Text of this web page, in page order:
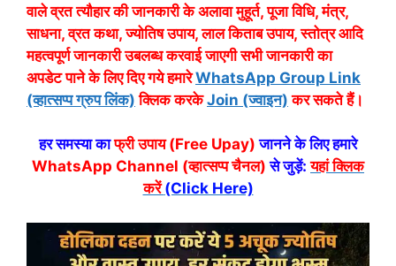
वाले व्रत त्यौहार की जानकारी के अलावा मुहूर्त, पूजा विधि, मंत्र,
साधना, व्रत कथा, ज्योतिष उपाय, लाल किताब उपाय, स्तोत्र आदि
महत्वपूर्ण जानकारी उबलब्ध करवाई जाएगी सभी जानकारी का
अपडेट पाने के लिए दिए गये हमारेWhatsApp Group Link
(व्हात्सप्प ग्रुप लिंक) क्लिक करकेJoin (ज्वाइन) कर सकते हैं।
हर समस्या काफ्री उपाय (Free Upay) जानने के लिए हमारे
WhatsApp Channel (व्हात्सप्प चैनल) से जुड़ें:यहां क्लिक
करें(Click Here)